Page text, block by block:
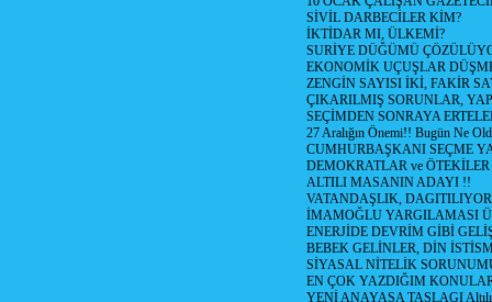
SİVİL DARBECİLER KİM?
İKTİDAR MI, ÜLKEMİ?
SURİYE DÜĞÜMÜ
EKONOMİK UÇUŞLAR
ZENGİN SAYISI İKİ, FAKİR
ÇIKARILMIŞ SORUNLAR,
SEÇİMDEN SONRAYA
27 Aralığın Önemi!! Bugün Ne
CUMHURBAŞKANI SEÇME
DEMOKRATLAR ve ÖTEKİLER
ALTILI MASANIN ADAYI !!
VATANDAŞLIK,
İMAMOĞLU YARGILAMASI
ENERJİDE DEVRİM GİBİ
BEBEK GELİNLER, DİN
SİYASAL NİTELİK
EN ÇOK YAZDIĞIM
YENİ ANAYASA TASLAGI Altılı